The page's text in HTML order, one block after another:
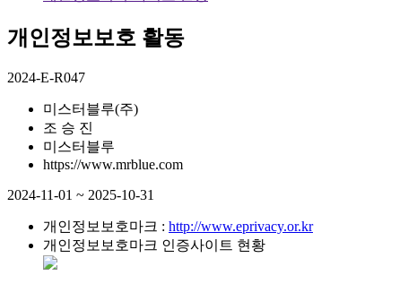
개인정보보호 활동
2024-E-R047
미스터블루(주)
조 승 진
미스터블루
https://www.mrblue.com
2024-11-01 ~ 2025-10-31
개인정보보호마크 : http://www.eprivacy.or.kr
개인정보보호마크 인증사이트 현황